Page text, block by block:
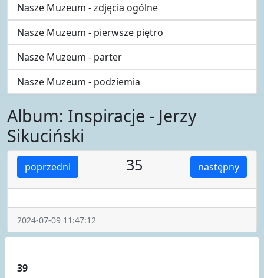
Nasze Muzeum - zdjęcia ogólne
Nasze Muzeum - pierwsze piętro
Nasze Muzeum - parter
Nasze Muzeum - podziemia
Album: Inspiracje - Jerzy
Sikuciński
poprzedni następny
35
2024-07-09 11:47:12
39